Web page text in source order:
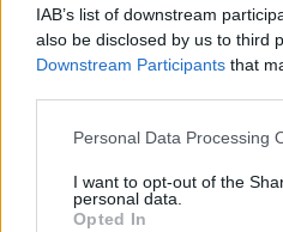
IAB’s list of downstream
also be disclosed by us to third
Downstream Participants that
Please note that this website/
not limited to your visit or usage
grant or deny consent to
Personal Data Processing
I want to opt-out of the
personal data.
Opted In
Όπως είναι γνωστό, οι
δηλώνουν στο
δασικού χαρακτήρα, οπότε
προς αντίκρουση των
αναζητήσει και να